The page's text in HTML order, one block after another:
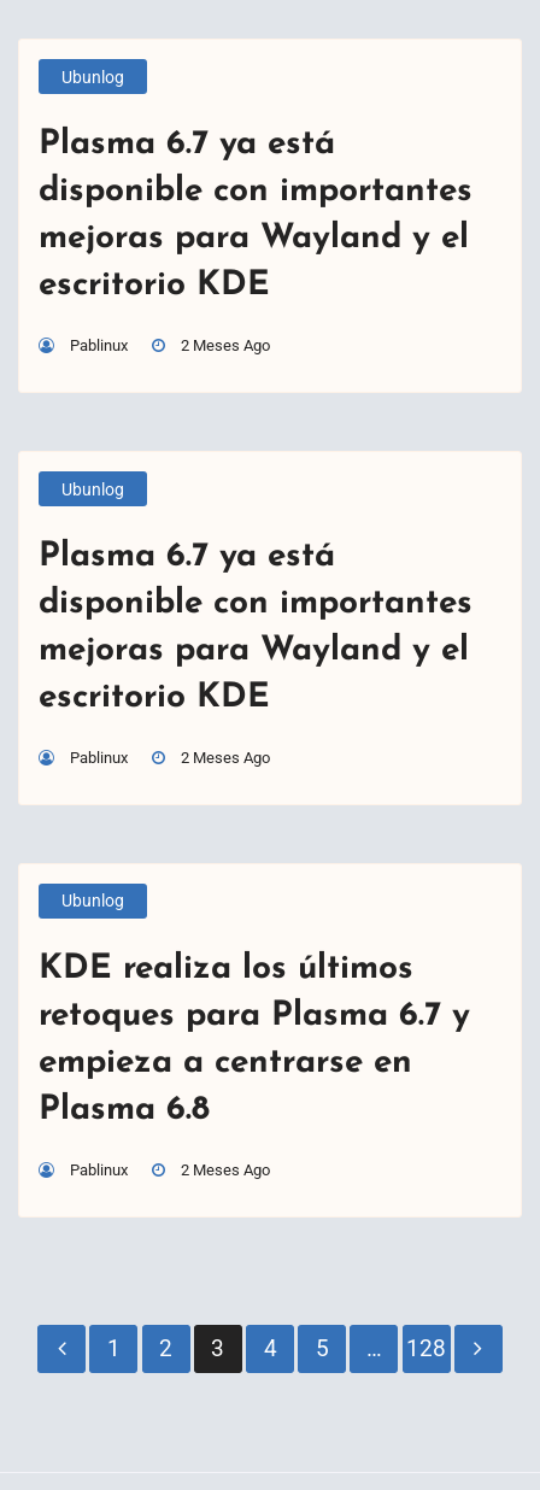
Ubunlog
Plasma 6.7 ya está
disponible con importantes
mejoras para Wayland y el
escritorio KDE
Pablinux 2 Meses Ago
Ubunlog
Plasma 6.7 ya está
disponible con importantes
mejoras para Wayland y el
escritorio KDE
Pablinux 2 Meses Ago
Ubunlog
KDE realiza los últimos
retoques para Plasma 6.7 y
empieza a centrarse en
Plasma 6.8
Pablinux 2 Meses Ago
Paginación
de
1 2 3 4 5 … 128